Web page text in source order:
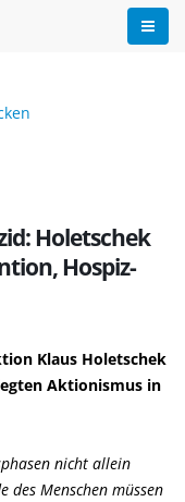
Holetschek
Hospiz-
Klaus Holetschek
Aktionismus in
nicht allein
des Menschen müssen